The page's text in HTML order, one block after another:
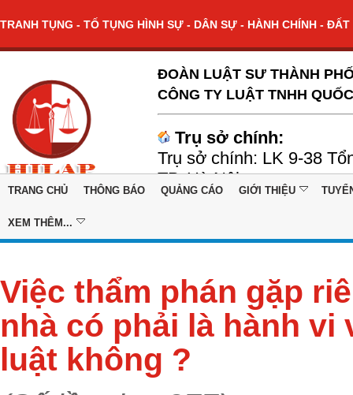
TRANH TỤNG - TỐ TỤNG HÌNH SỰ - DÂN SỰ - HÀNH CHÍNH -
ĐOÀN LUẬT SƯ THÀNH
CÔNG TY LUẬT TNHH
Trụ sở chính:
Trụ sở chính: LK 9-38
TP. Hà Nội
TRANG CHỦ THÔNG BÁO QUẢNG CÁO GIỚI THIỆU
XEM THÊM...
Việc thẩm phán gặp
nhà có phải là hành vi
luật không ?